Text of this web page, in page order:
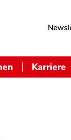
Karriere